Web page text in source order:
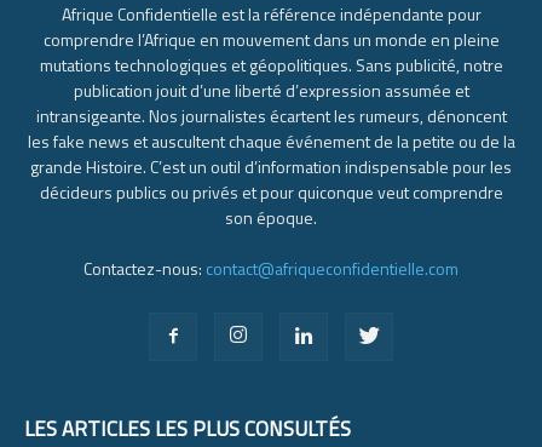
Afrique Confidentielle est la référence indépendante pour
comprendre l’Afrique en mouvement dans un monde en pleine
mutations technologiques et géopolitiques. Sans publicité, notre
publication jouit d’une liberté d’expression assumée et
intransigeante. Nos journalistes écartent les rumeurs, dénoncent
les fake news et auscultent chaque événement de la petite ou de la
grande Histoire. C’est un outil d’information indispensable pour les
décideurs publics ou privés et pour quiconque veut comprendre
son époque.
Contactez-nous: contact@afriqueconfidentielle.com
LES ARTICLES LES PLUS CONSULTÉS